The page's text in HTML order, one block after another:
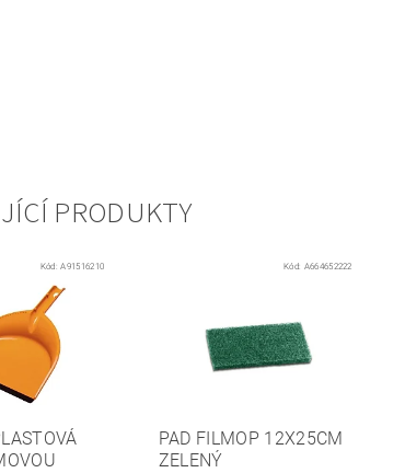
PRODUKTY
Kód:A91516210 Kód: A664652222
PAD FILMOP 12X25CM
ZELENÝ